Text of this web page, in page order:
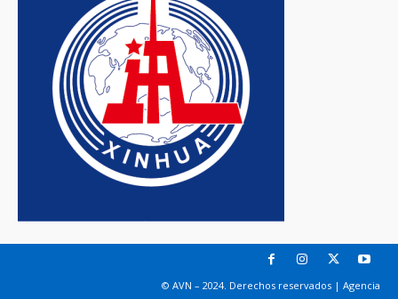
© AVN – 2024. Derechos reservados | Agencia